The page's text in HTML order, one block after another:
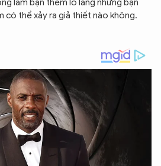
làm bạn thêm lo lắng nhưng bạn
có thể xảy ra giả thiết nào không.
CỦA
kỳ điều gì bạn cần biết về